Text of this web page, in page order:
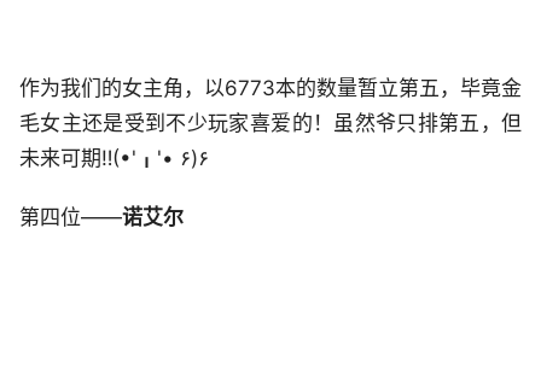
作为我们的女主角，以6773本的数量暂立第五，毕竟金
毛女主还是受到不少玩家喜爱的！虽然爷只排第五，但
未来可期‼(•'╻'• ۶)۶
第四位——诺艾尔